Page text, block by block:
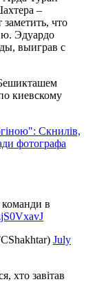
–
что
Эдуардо
выиграв с
киевскому
Скнилів,
фотографа
команди в
July
хто завітав